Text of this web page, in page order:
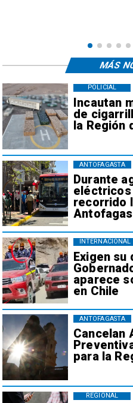
Incautan
de
la
POLICIAL
Durante
eléctricos
recorrido
ANTOFAGASTA
Exigen
aparece
en Chile
INTERNACIONAL
Cancelan
para la
ANTOFAGASTA
REGIONAL
MÁS